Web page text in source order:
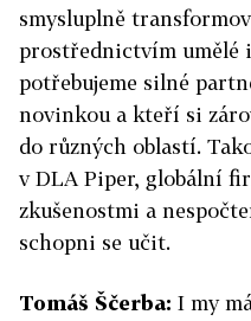
smysluplně
prostřednictvím umělé
potřebujeme silné
novinkou a kteří si
do různých oblastí.
v DLA Piper, globální
zkušenostmi a
schopni se učit.
Tomáš Ščerba: I my